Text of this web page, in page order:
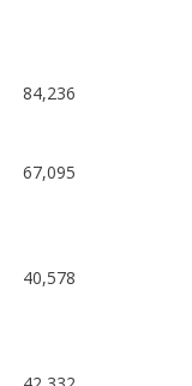
84,236
67,095
40,578